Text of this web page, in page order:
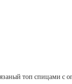
топ спицами с